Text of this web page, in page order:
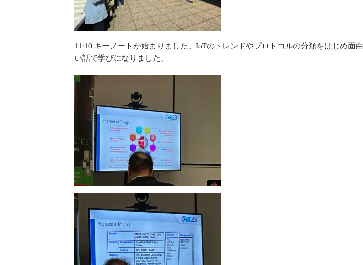
11:10 キーノートが始まりました。IoTのトレンドやプロトコルの分類をはじめ面白
い話で学びになりました。